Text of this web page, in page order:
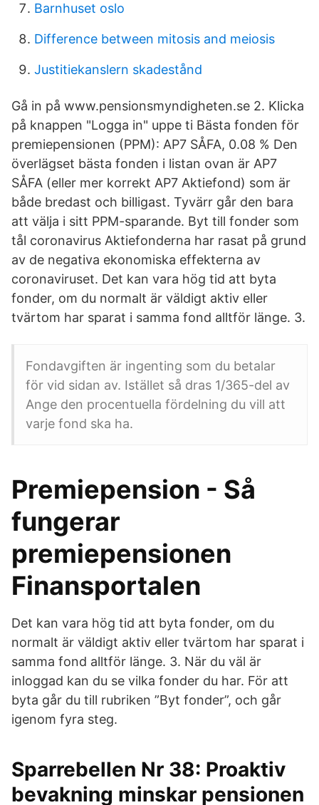
Barnhuset oslo
Difference between mitosis and meiosis
Justitiekanslern skadestånd
Gå in på www.pensionsmyndigheten.se 2. Klicka
på knappen "Logga in" uppe ti Bästa fonden för
premiepensionen (PPM): AP7 SÅFA, 0.08 % Den
överlägset bästa fonden i listan ovan är AP7
SÅFA (eller mer korrekt AP7 Aktiefond) som är
både bredast och billigast. Tyvärr går den bara
att välja i sitt PPM-sparande. Byt till fonder som
tål coronavirus Aktiefonderna har rasat på grund
av de negativa ekonomiska effekterna av
coronaviruset. Det kan vara hög tid att byta
fonder, om du normalt är väldigt aktiv eller
tvärtom har sparat i samma fond alltför länge. 3.
Fondavgiften är ingenting som du betalar
för vid sidan av. Istället så dras 1/365-del av
Ange den procentuella fördelning du vill att
varje fond ska ha.
Premiepension - Så
fungerar
premiepensionen
Finansportalen
Det kan vara hög tid att byta fonder, om du
normalt är väldigt aktiv eller tvärtom har sparat i
samma fond alltför länge. 3. När du väl är
inloggad kan du se vilka fonder du har. För att
byta går du till rubriken ”Byt fonder”, och går
igenom fyra steg.
Sparrebellen Nr 38: Proaktiv
bevakning minskar pensionen